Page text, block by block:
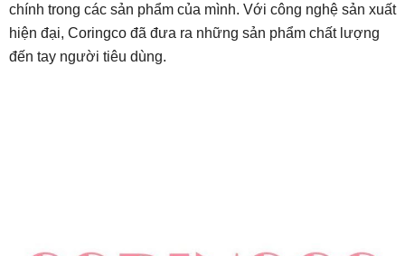
chính trong các sản phẩm của mình. Với công nghệ sản xuất
hiện đại, Coringco đã đưa ra những sản phẩm chất lượng
đến tay người tiêu dùng.